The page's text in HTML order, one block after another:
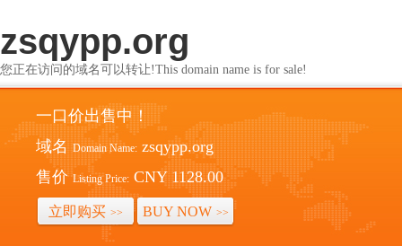
zsqypp.org
您正在访问的域名可以转让!This domain name is for sale!
一口价出售中！
域名 Domain Name: zsqypp.org
售价 Listing Price: CNY 1128.00
立即购买 >> BUY NOW >>